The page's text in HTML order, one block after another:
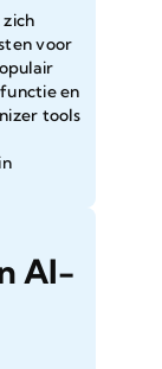
voor
en
tools
AI-